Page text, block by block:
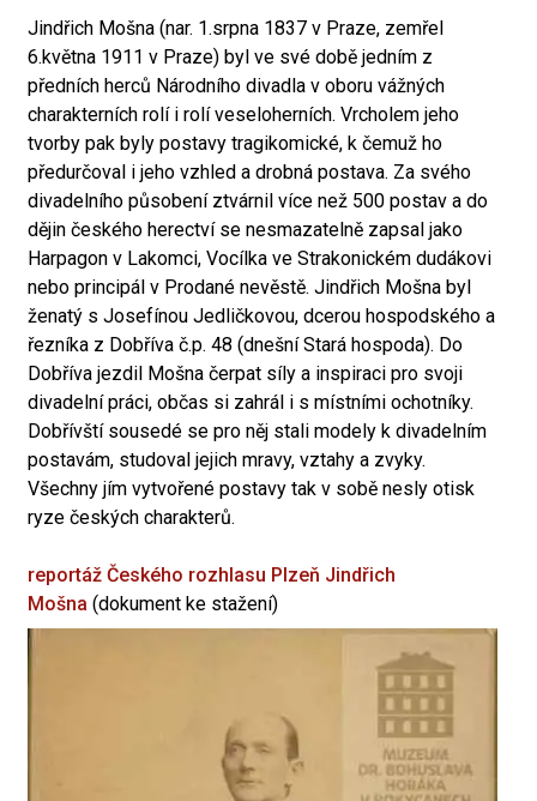
Jindřich Mošna (nar. 1.srpna 1837 v Praze, zemřel
6.května 1911 v Praze) byl ve své době jedním z
předních herců Národního divadla v oboru vážných
charakterních rolí i rolí veseloherních. Vrcholem jeho
tvorby pak byly postavy tragikomické, k čemuž ho
předurčoval i jeho vzhled a drobná postava. Za svého
divadelního působení ztvárnil více než 500 postav a do
dějin českého herectví se nesmazatelně zapsal jako
Harpagon v Lakomci, Vocílka ve Strakonickém dudákovi
nebo principál v Prodané nevěstě. Jindřich Mošna byl
ženatý s Josefínou Jedličkovou, dcerou hospodského a
řezníka z Dobříva č.p. 48 (dnešní Stará hospoda). Do
Dobříva jezdil Mošna čerpat síly a inspiraci pro svoji
divadelní práci, občas si zahrál i s místními ochotníky.
Dobřívští sousedé se pro něj stali modely k divadelním
postavám, studoval jejich mravy, vztahy a zvyky.
Všechny jím vytvořené postavy tak v sobě nesly otisk
ryze českých charakterů.
reportáž Českého rozhlasu Plzeň Jindřich
Mošna (dokument ke stažení)